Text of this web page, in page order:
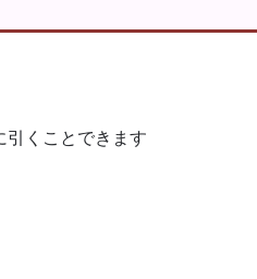
引くことできます